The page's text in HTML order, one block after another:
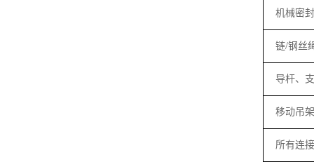
机械密封
链/钢丝
导杆、
移动吊
所有连